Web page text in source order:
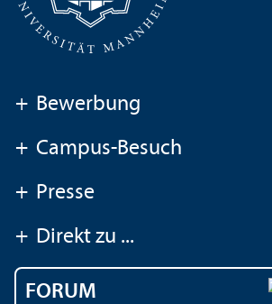
+ Bewerbung
+ Campus-Besuch
+ Presse
+ Direkt zu ...
FORUM